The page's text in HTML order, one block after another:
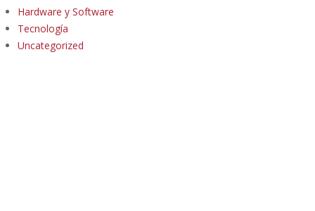
Hardware y Software
Tecnología
Uncategorized